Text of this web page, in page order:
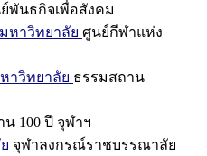
พันธกิจเพื่อสังคม
หาวิทยาลัย ศูนย์กีฬาแห่ง
าวิทยาลัย ธรรมสถาน
น 100 ปี จุฬาฯ
จุฬาลงกรณ์ราชบรรณาลัย